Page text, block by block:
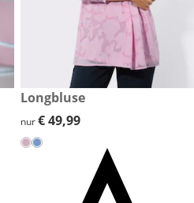
€ 49,99
Longbluse
€ 49,99
nur€ 49,99